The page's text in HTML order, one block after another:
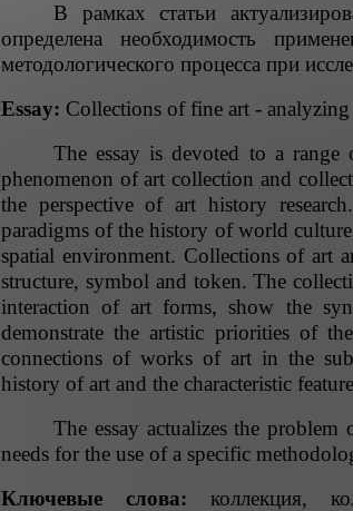
В рамках статьи
определена необходимость
методологического процесса при
Essay: Collections of fine art -
The essay is devoted to a
phenomenon of art collection and
the perspective of art history
paradigms of the history of world
spatial environment. Collections of art
structure, symbol and token. The
interaction of art forms, show the
demonstrate the artistic priorities of
connections of works of art in the
history of art and the characteristic
The essay actualizes the
needs for the use of a specific
Ключевые слова: коллекция,